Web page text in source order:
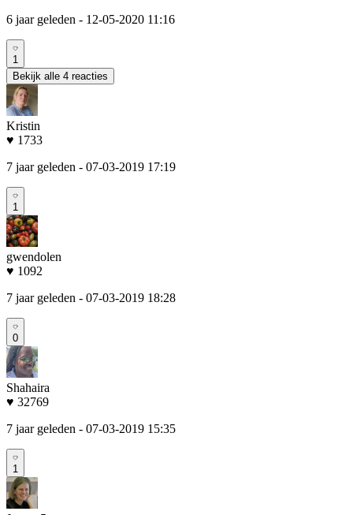
6 jaar geleden - 12-05-2020 11:16
1
Bekijk alle 4 reacties
Kristin
♥ 1733
7 jaar geleden - 07-03-2019 17:19
1
gwendolen
♥ 1092
7 jaar geleden - 07-03-2019 18:28
0
Shahaira
♥ 32769
7 jaar geleden - 07-03-2019 15:35
1